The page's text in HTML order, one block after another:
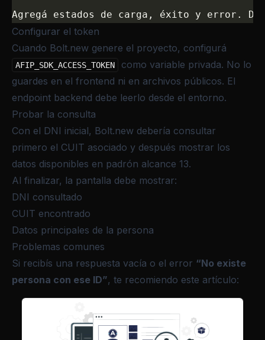
Agregá estados de carga, éxito y error.
Configurar el token
Cuando Bolt.new genere el proyecto, configurá
AFIP_SDK_ACCESS_TOKEN
como variable privada. No lo
guardes en el frontend ni en archivos públicos. El
endpoint backend debe leerlo desde el entorno.
Probar la consulta
Con el DNI inicial, Bolt.new debería consultar
primero el CUIT asociado y después mostrar los
datos disponibles en padrón alcance 13.
Al finalizar, la pantalla debe mostrar:
DNI consultado
CUIT encontrado
Datos principales de la persona
Problemas comunes
Si recibís una respuesta vacía o el error “No existe
persona con ese ID”, te recomiendo este artículo: